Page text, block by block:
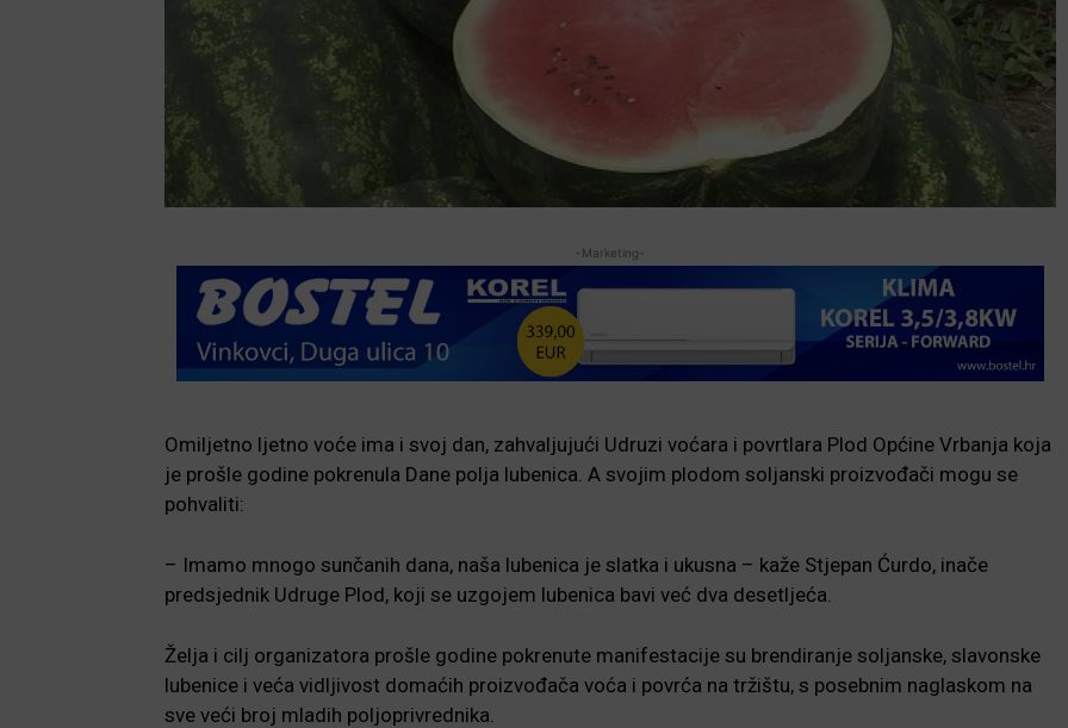
-Marketing-
Omiljetno ljetno voće ima i svoj dan, zahvaljujući Udruzi voćara i povrtlara Plod Općine Vrbanja koja
je prošle godine pokrenula Dane polja lubenica. A svojim plodom soljanski proizvođači mogu se
pohvaliti:
– Imamo mnogo sunčanih dana, naša lubenica je slatka i ukusna – kaže Stjepan Ćurdo, inače
predsjednik Udruge Plod, koji se uzgojem lubenica bavi već dva desetljeća.
Želja i cilj organizatora prošle godine pokrenute manifestacije su brendiranje soljanske, slavonske
lubenice i veća vidljivost domaćih proizvođača voća i povrća na tržištu, s posebnim naglaskom na
sve veći broj mladih poljoprivrednika.